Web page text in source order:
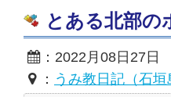
とある北部の
：2022月08日27日
： うみ教日記（石垣